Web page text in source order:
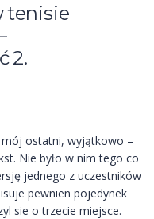
tenisie
2.
mój ostatni, wyjątkowo –
Nie było w nim tego co
jednego z uczestników
pewnien pojedynek
sie o trzecie miejsce.